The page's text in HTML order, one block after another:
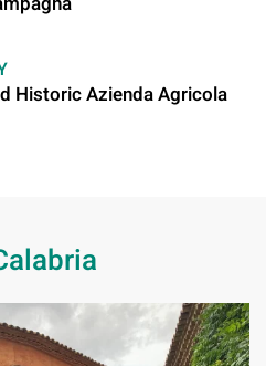
Historic Azienda Agricola